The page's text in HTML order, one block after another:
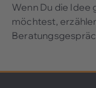
Wenn Du die Idee
möchtest,